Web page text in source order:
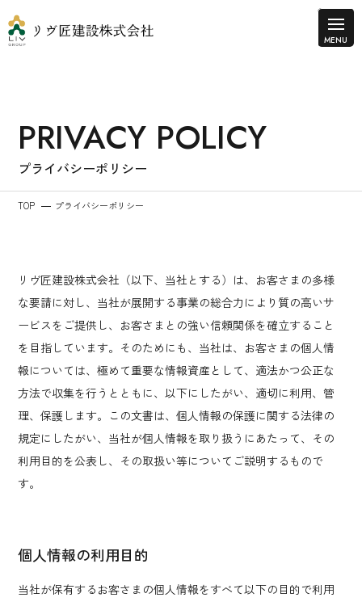
PRIVACY POLICY
プライバシーポリシー
TOP プライバシーポリシー
リヴ匠建設株式会社（以下、当社とする）は、お客さまの多様
な要請に対し、当社が展開する事業の総合力により質の高いサ
ービスをご提供し、お客さまとの強い信頼関係を確立すること
を目指しています。そのためにも、当社は、お客さまの個人情
報については、極めて重要な情報資産として、適法かつ公正な
方法で収集を行うとともに、以下にしたがい、適切に利用、管
理、保護します。この文書は、個人情報の保護に関する法律の
規定にしたがい、当社が個人情報を取り扱うにあたって、その
利用目的を公表し、その取扱い等についてご説明するもので
す。
個人情報の利用目的
当社が保有するお客さまの個人情報をすべて以下の目的で利用